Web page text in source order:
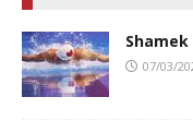
07/03/